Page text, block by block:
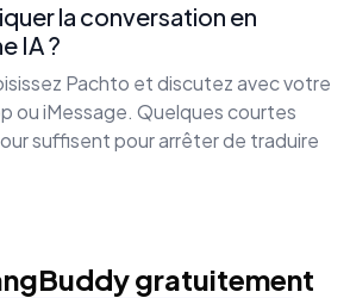
la conversation en
IA ?
Pachto et discutez avec votre
ou iMessage. Quelques courtes
suffisent pour arrêter de traduire
gratuitement